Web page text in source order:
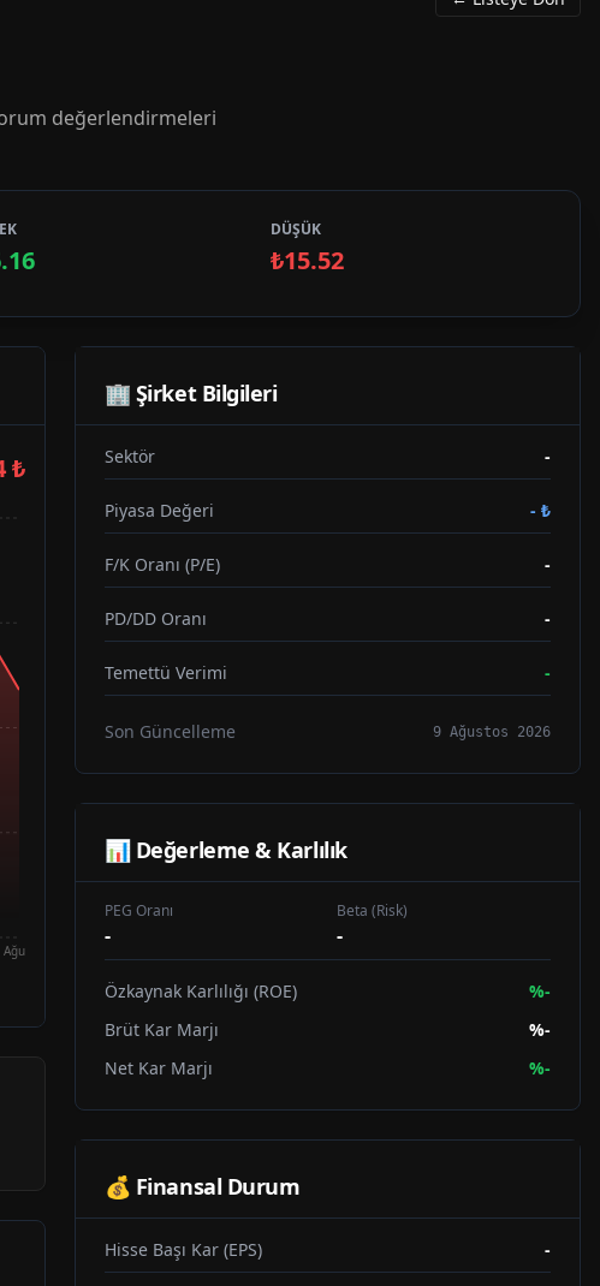
değerlendirmeleri
DÜŞÜK
₺15.52
₺
Ağu
🏢 Şirket Bilgileri
Sektör -
Piyasa Değeri - ₺
F/K Oranı (P/E) -
PD/DD Oranı -
Temettü Verimi -
Son Güncelleme 9 Ağustos 2026
📊 Değerleme & Karlılık
PEG Oranı
-
Beta (Risk)
-
Özkaynak Karlılığı (ROE) %-
Brüt Kar Marjı
%-
Net Kar Marjı
%-
💰 Finansal Durum
Hisse Başı Kar (EPS) -